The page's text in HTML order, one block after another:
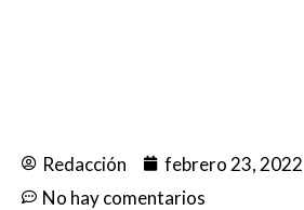
Redacción febrero 23, 2022
No hay comentarios